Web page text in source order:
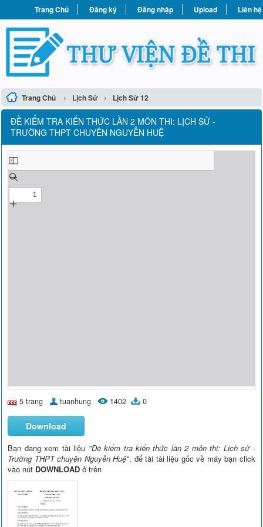
Trang Chủ Đăng ký Đăng nhập Upload Liên hệ
Trang Chủ › Lịch Sử › Lịch Sử 12
ĐỀ KIỂM TRA KIẾN THỨC LẦN 2 MÔN THI: LỊCH SỬ -
TRƯỜNG THPT CHUYÊN NGUYỄN HUỆ
5 trang tuanhung 1402 0
Download
Bạn đang xem tài liệu "Đề kiểm tra kiến thức lần 2 môn thi: Lịch sử -
Trường THPT chuyên Nguyễn Huệ", để tải tài liệu gốc về máy bạn click
vào nút DOWNLOAD ở trên